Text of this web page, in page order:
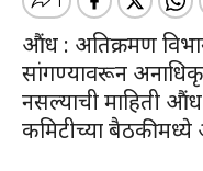
औंध : अतिक्रमण
सांगण्यावरून
नसल्याची माहिती औंध
कमिटीच्या बैठकीमध्ये